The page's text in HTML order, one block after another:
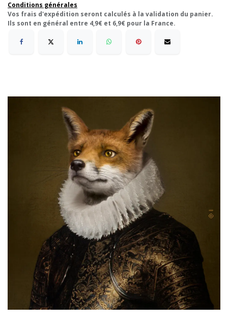
Conditions générales
Vos frais d'expédition seront calculés à la validation du panier.
Ils sont en général entre 4,9€ et 6,9€ pour la France.